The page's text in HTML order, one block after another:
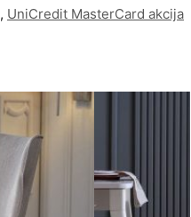
, UniCredit MasterCard akcija